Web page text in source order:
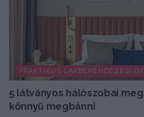
PRAKTIKUS LAKBERENDEZÉSI
5 látványos hálószobai
könnyű megbánni